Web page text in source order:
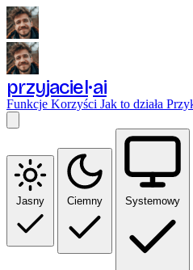
przyjaciel ai
Funkcje Korzyści Jak to działa
Jasny Ciemny Systemowy